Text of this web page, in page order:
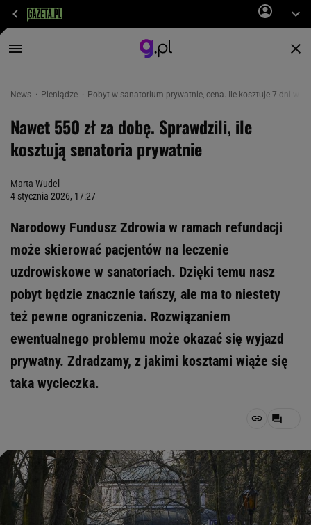
News Pieniądze Pobyt w sanatorium prywatnie, cena. Ile kosztuje 7 dni w
Nawet 550 zł za dobę. Sprawdzili, ile
kosztują senatoria prywatnie
Marta Wudel
4 stycznia 2026, 17:27
Narodowy Fundusz Zdrowia w ramach refundacji
może skierować pacjentów na leczenie
uzdrowiskowe w sanatoriach. Dzięki temu nasz
pobyt będzie znacznie tańszy, ale ma to niestety
też pewne ograniczenia. Rozwiązaniem
ewentualnego problemu może okazać się wyjazd
prywatny. Zdradzamy, z jakimi kosztami wiąże się
taka wycieczka.